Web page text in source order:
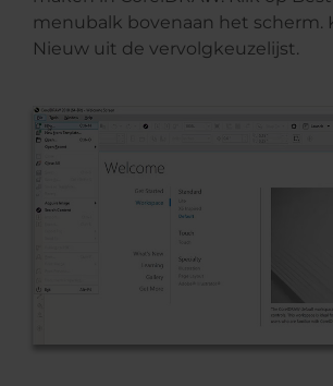
menubalk bovenaan het scherm.
Nieuw uit de vervolgkeuzelijst.